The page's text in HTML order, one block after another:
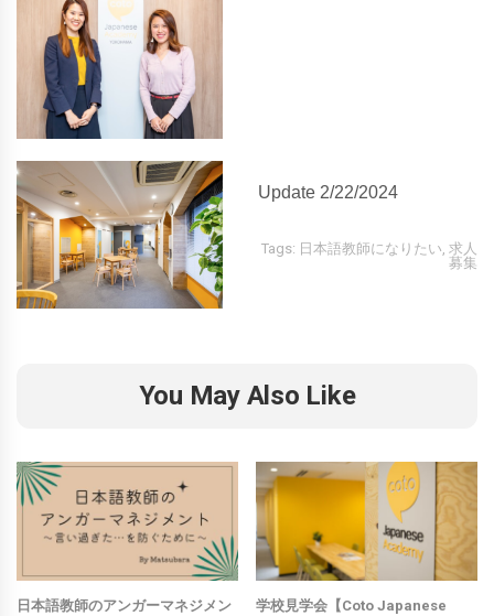
Update 2/22/2024
Tags: 日本語教師になりたい 求人
募集
You May Also Like
日本語教師のアンガーマネジメン
学校見学会【Coto Japanese